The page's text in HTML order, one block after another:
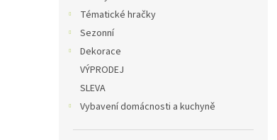
Tématické hračky
Sezonní
Dekorace
VÝPRODEJ
SLEVA
Vybavení domácnosti a kuchyně